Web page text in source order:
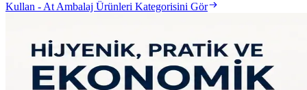
Kullan - At Ambalaj Ürünleri Kategorisini Gör